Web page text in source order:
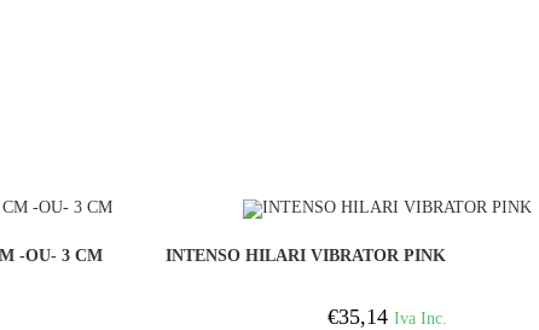
-OU- 3 CM INTENSO HILARI VIBRATOR PINK
€35,14 Iva Inc.